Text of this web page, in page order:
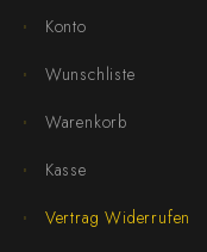
Konto
Wunschliste
Warenkorb
Kasse
Vertrag Widerrufen